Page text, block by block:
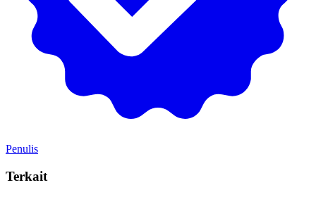
Penulis
Terkait